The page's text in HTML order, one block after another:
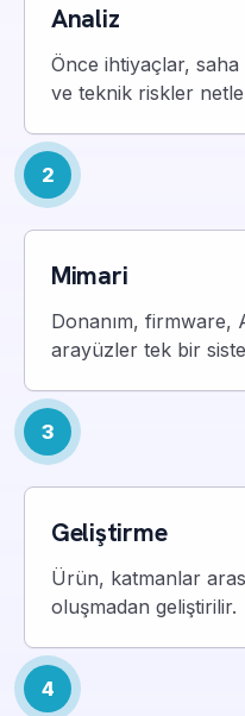
Analiz
Önce ihtiyaçlar,
ve teknik riskler
2
Mimari
Donanım, firmware,
arayüzler tek bir
3
Geliştirme
Ürün, katmanlar
oluşmadan geliştirilir.
4